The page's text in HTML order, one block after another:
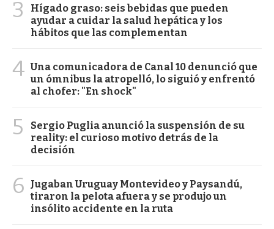
3
Hígado graso: seis bebidas que pueden
ayudar a cuidar la salud hepática y los
hábitos que las complementan
4 Una comunicadora de Canal 10 denunció que
un ómnibus la atropelló, lo siguió y enfrentó
al chofer: "En shock"
5
Sergio Puglia anunció la suspensión de su
reality: el curioso motivo detrás de la
decisión
6
Jugaban Uruguay Montevideo y Paysandú,
tiraron la pelota afuera y se produjo un
insólito accidente en la ruta